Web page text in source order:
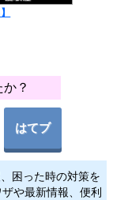
？
はてブ
困った時の対策を
や最新情報、便利